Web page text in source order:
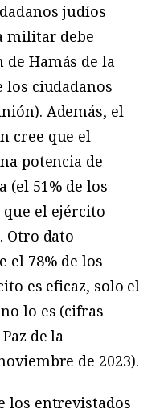
judíos
militar debe
Hamás de la
los ciudadanos
Además, el
cree que el
potencia de
(el 51% de los
que el ejército
Otro dato
el 78% de los
es eficaz, solo el
lo es (cifras
de la
de 2023).
los entrevistados